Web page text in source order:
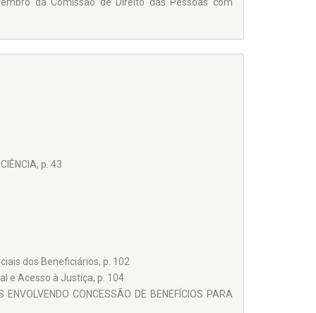
da Comissão de Direito das Pessoas com
p. 43
dos Beneficiários, p. 102
e Acesso à Justiça, p. 104
CONCESSÃO DE BENEFÍCIOS PARA